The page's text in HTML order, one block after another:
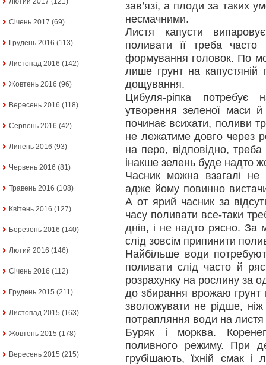
Січень 2017 (69)
Грудень 2016 (113)
Листопад 2016 (142)
Жовтень 2016 (96)
Вересень 2016 (118)
Серпень 2016 (42)
Липень 2016 (93)
Червень 2016 (81)
Травень 2016 (108)
Квітень 2016 (127)
Березень 2016 (140)
Лютий 2016 (146)
Січень 2016 (112)
Грудень 2015 (211)
Листопад 2015 (163)
Жовтень 2015 (178)
Вересень 2015 (215)
зав’язі, а плоди за таких
несмачними.
Листя капусти
поливати її треба
формування головок. По
лише грунт на капустяній
дощування.
Цибуля-ріпка потребує
утворення зеленої маси
починає всихати, поливи
не лежатиме довго через
на перо, відповідно,
інакше зелень буде надто
Часник можна взагалі не
адже йому повинно
А от ярий часник за
часу поливати все-таки
днів, і не надто рясно. За
слід зовсім припинити
Найбільше води
поливати слід часто й
розрахунку на рослину за
до збирання врожаю грунт
зволожувати не рідше,
потрапляння води на
Буряк і морква.
поливного режиму. При
грубішають, їхній смак і